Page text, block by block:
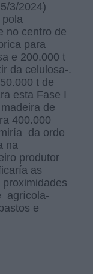
3/2024)
pola
no centro de
para
e 200.000 t
da celulosa-.
t de
esta Fase I
de
400.000
da orde
na
produtor
as
agrícola-
e